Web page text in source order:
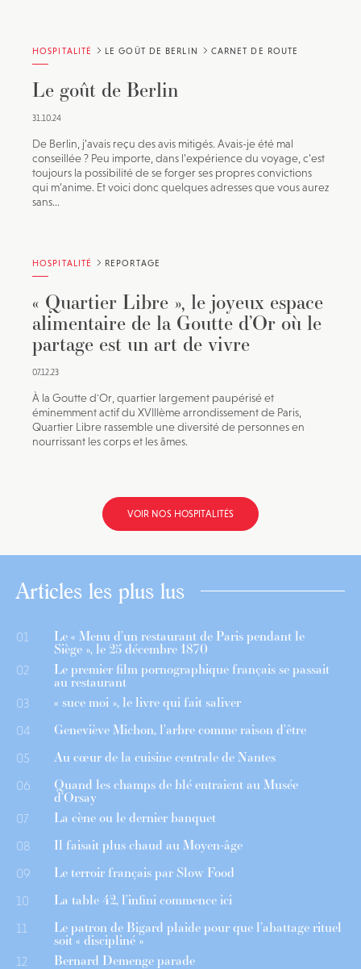
HOSPITALITÉ LE GOÛT DE BERLIN CARNET DE ROUTE
Le goût de Berlin
31.10.24
De Berlin, j’avais reçu des avis mitigés. Avais-je été mal
conseillée ? Peu importe, dans l’expérience du voyage, c’est
toujours la possibilité de se forger ses propres convictions
qui m’anime. Et voici donc quelques adresses que vous aurez
sans...
HOSPITALITÉ REPORTAGE
« Quartier Libre », le joyeux espace
alimentaire de la Goutte d’Or où le
partage est un art de vivre
07.12.23
À la Goutte d'Or, quartier largement paupérisé et
éminemment actif du XVIIIème arrondissement de Paris,
Quartier Libre rassemble une diversité de personnes en
nourrissant les corps et les âmes.
VOIR NOS HOSPITALITÉS
Articles les plus lus
01 Le « Menu d’un restaurant de Paris pendant le
Siège », le 25 décembre 1870
02 Le premier film pornographique français se passait
au restaurant
03 « suce moi », le livre qui fait saliver
04 Geneviève Michon, l’arbre comme raison d’être
05 Au cœur de la cuisine centrale de Nantes
06 Quand les champs de blé entraient au Musée
d’Orsay
07 La cène ou le dernier banquet
08 Il faisait plus chaud au Moyen-âge
09 Le terroir français par Slow Food
10 La table 42, l’infini commence ici
11 Le patron de Bigard plaide pour que l’abattage rituel
soit « discipliné »
12 Bernard Demenge parade